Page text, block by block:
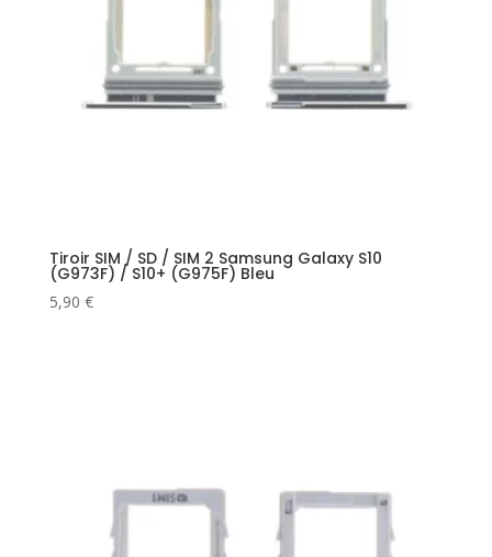
Tiroir SIM / SD / SIM 2 Samsung Galaxy S10
(G973F) / S10+ (G975F) Bleu
5,90 €